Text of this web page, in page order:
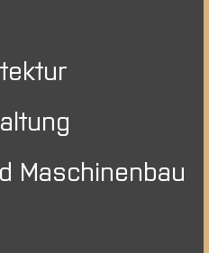
Maschinenbau